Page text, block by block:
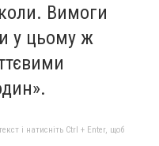
Вимоги
у цьому ж
і натисніть Ctrl + Enter, щоб